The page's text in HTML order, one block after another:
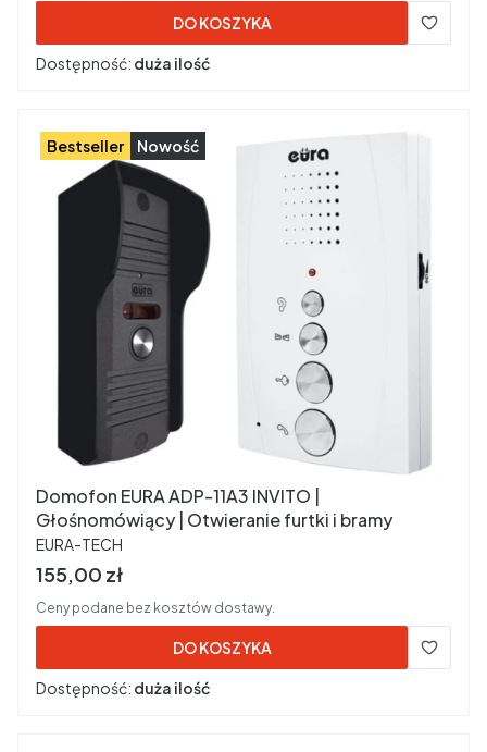
DO KOSZYKA
Dostępność: duża ilość
Bestseller Nowość
Domofon EURA ADP-11A3 INVITO |
Głośnomówiący | Otwieranie furtki i bramy
PRODUCENT
EURA-TECH
Cena brutto
155,00 zł
Ceny podane bez kosztów dostawy.
DO KOSZYKA
Dostępność: duża ilość